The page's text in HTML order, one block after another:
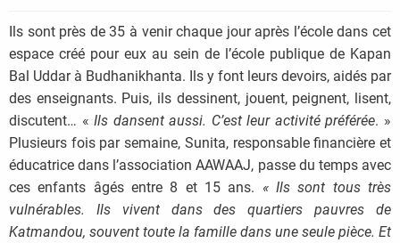
Ils sont près de 35 à venir chaque jour après l’école dans cet
espace créé pour eux au sein de l’école publique de Kapan
Bal Uddar à Budhanikhanta. Ils y font leurs devoirs, aidés par
des enseignants. Puis, ils dessinent, jouent, peignent, lisent,
discutent… «Ils dansent aussi. C’est leur activité préférée. »
Plusieurs fois par semaine, Sunita, responsable financière et
éducatrice dans l’association AAWAAJ, passe du temps avec
ces enfants âgés entre 8 et 15 ans. « Ils sont tous très
vulnérables. Ils vivent dans des quartiers pauvres de
Katmandou, souvent toute la famille dans une seule pièce. Et